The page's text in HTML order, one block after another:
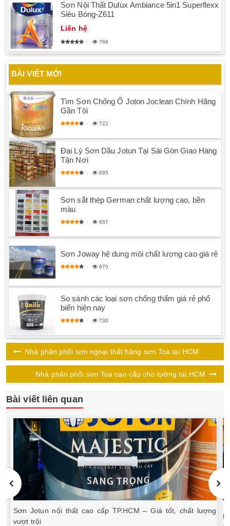
Sơn Nội Thất Dulux Ambiance 5in1 Superflexx
Siêu Bóng-Z611
Liên hệ
769
BÀI VIẾT MỚI
Tìm Sơn Chống Ố Joton Joclean Chính Hãng
Gần Tôi
722
Đại Lý Sơn Dầu Jotun Tại Sài Gòn Giao Hàng
Tận Nơi
695
Sơn sắt thép German chất lượng cao, bền
màu
657
Sơn Joway hệ dung môi chất lượng cao giá rẻ
670
So sánh các loại sơn chống thấm giá rẻ phổ
biến hiện nay
730
Nhà phân phối sơn ngoại thất hãng sơn Toa tại HCM
Nhà phân phối sơn Toa cao cấp cho tường tại HCM
Bài viết liên quan
Sơn Jotun nội thất cao cấp TP.HCM – Giá tốt, chất lượng
vượt trội